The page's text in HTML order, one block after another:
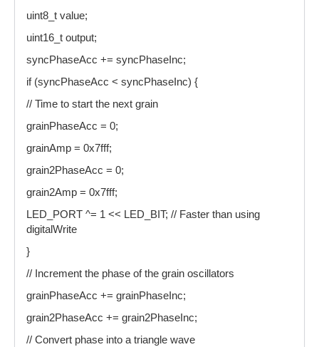
uint8_t value;
uint16_t output;
syncPhaseAcc += syncPhaseInc;
if (syncPhaseAcc < syncPhaseInc) {
// Time to start the next grain
grainPhaseAcc = 0;
grainAmp = 0x7fff;
grain2PhaseAcc = 0;
grain2Amp = 0x7fff;
LED_PORT ^= 1 << LED_BIT; // Faster than using
digitalWrite
}
// Increment the phase of the grain oscillators
grainPhaseAcc += grainPhaseInc;
grain2PhaseAcc += grain2PhaseInc;
// Convert phase into a triangle wave